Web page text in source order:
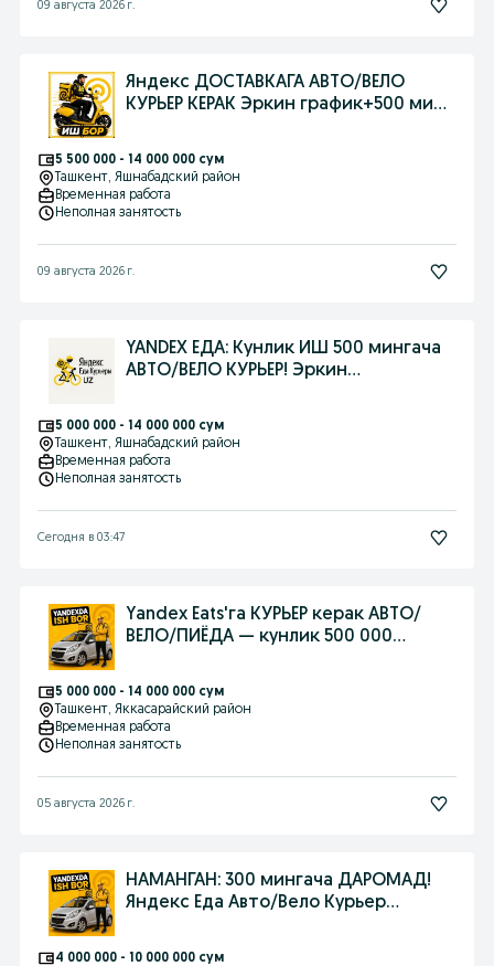
09 августа 2026 г.
Яндекс ДОСТАВКАГА АВТО/ВЕЛО
КУРЬЕР КЕРАК Эркин график+500 минг
5 500 000 - 14 000 000 сум
Ташкент, Яшнабадский район
Временная работа
Неполная занятость
09 августа 2026 г.
YANDEX ЕДА: Кунлик ИШ 500 мингача
АВТО/ВЕЛО КУРЬЕР! Эркин
5 000 000 - 14 000 000 сум
Ташкент, Яшнабадский район
Временная работа
Неполная занятость
Сегодня в 03:47
Yandex Eats'га КУРЬЕР керак АВТО/
ВЕЛО/ПИЁДА — кунлик 500 000
5 000 000 - 14 000 000 сум
Ташкент, Яккасарайский район
Временная работа
Неполная занятость
05 августа 2026 г.
НАМАНГАН: 300 мингача ДАРОМАД!
Яндекс Еда Авто/Вело Курьер
4 000 000 - 10 000 000 сум